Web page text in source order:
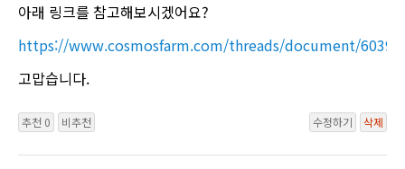
아래 링크를 참고해보시겠어요?
https://www.cosmosfarm.com/threads/document/60397
고맙습니다.
추천 0 비추천 수정하기 삭제